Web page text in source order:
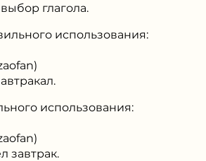
глагола.
использования:
использования:
завтрак.